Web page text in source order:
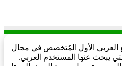
العربي الأول المُتخصص في مجال
يبحث عنها المستخدم العربي.